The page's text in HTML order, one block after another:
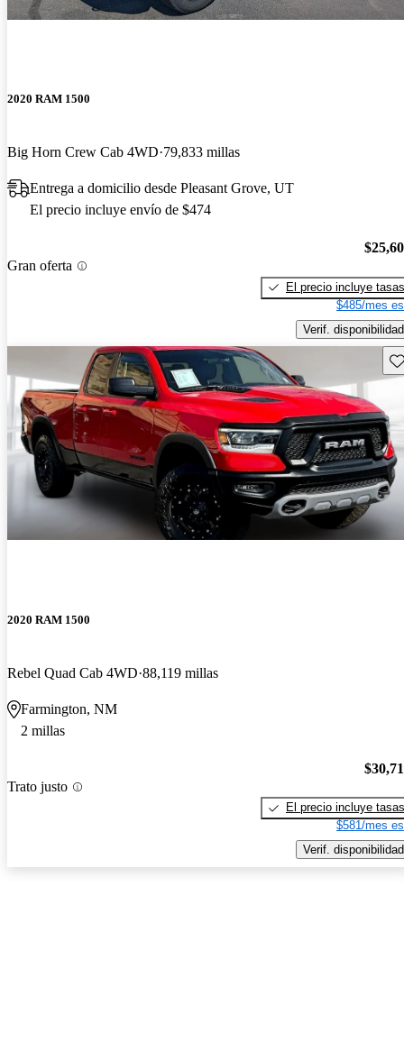
2020 RAM 1500
Big Horn Crew Cab 4WD 79,833 millas
Entrega a domicilio desde Pleasant Grove, UT
El precio incluye envío de $474
Gran oferta
El precio incluye tasas
$485/mes
Verif. disponibilidad
2020 RAM 1500
Rebel Quad Cab 4WD 88,119 millas
Farmington, NM
2 millas
Trato justo
El precio incluye tasas
$581/mes
Verif. disponibilidad